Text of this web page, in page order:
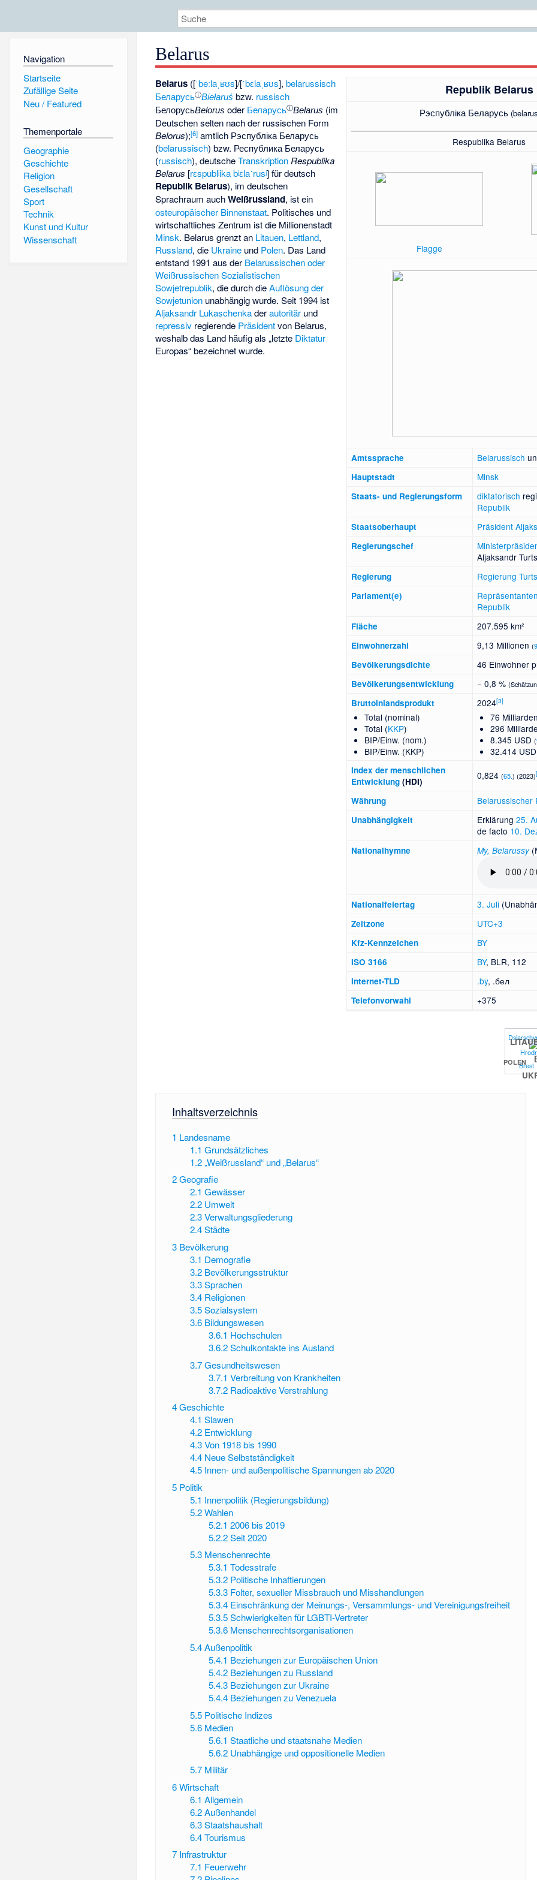
Navigation
Startseite
Zufällige Seite
Neu / Featured
Themenportale
Geographie
Geschichte
Religion
Gesellschaft
Sport
Technik
Kunst und Kultur
Wissenschaft
Belarus
Republik Belarus
Рэспубліка Беларусь
Respublika Belarus
Flagge
Amtssprache Belarussisch
Hauptstadt Minsk
Staats- und Regierungsform diktatorisch
Republik
Staatsoberhaupt Präsident
Regierungschef
Aljaksandr
Regierung Regierung
Parlament(e)
Republik
Fläche 207.595 km²
Einwohnerzahl 9,13 Millionen(
Bevölkerungsdichte 46 Einwohner
Bevölkerungs­entwicklung − 0,8 %
Bruttoinlandsprodukt
Total (nominal)
Total (KKP)
BIP/Einw. (nom.)
BIP/Einw. (KKP)
2024[3]
76
296
8.345 USD (
32.414 USD
Index der menschlichen
Entwicklung (HDI)
0,824(65.) (2023)
Währung Belarussischer
Unabhängigkeit Erklärung25.
de facto 10.
National­hymne My, Belarussy
Nationalfeiertag 3. Juli
Zeitzone UTC+3
Kfz-Kennzeichen BY
ISO 3166 BY, BLR, 112
Internet-TLD .by, .бел
Telefonvorwahl +375
Brest
POLEN
Belarus ([ˈbeːlaˌʁʊs]/[ˈbɛlaˌʁʊs],belarussisch
БеларусьⓘBiełaruś bzw. russisch
БелорусьBelorus oder БеларусьⓘBelarus (im
Deutschen selten nach der russischen Form
Belorus);[6] amtlich Рэспубліка Беларусь
(belarussisch) bzw. Республика Беларусь
(russisch), deutscheTranskription Respublika
Belarus [rɛspublʲika bʲɛlaˈrusʲ] für deutsch
Republik Belarus), im deutschen
Sprachraum auchWeißrussland, ist ein
osteuropäischer Binnenstaat. Politisches und
wirtschaftliches Zentrum ist die Millionenstadt
Minsk. Belarus grenzt an Litauen, Lettland,
Russland, die Ukraine und Polen. Das Land
entstand 1991 aus der Belarussischen oder
Weißrussischen Sozialistischen
Sowjetrepublik, die durch dieAuflösung der
Sowjetunion unabhängig wurde. Seit 1994 ist
Aljaksandr Lukaschenkaderautoritär und
repressiv regierende Präsidentvon Belarus,
weshalb das Land häufig als „letzte Diktatur
Europas“ bezeichnet wurde.
Inhaltsverzeichnis
1 Landesname
1.1 Grundsätzliches
1.2 „Weißrussland“ und „Belarus“
2Geografie
2.1 Gewässer
2.2 Umwelt
2.3 Verwaltungsgliederung
2.4 Städte
3 Bevölkerung
3.1 Demografie
3.2 Bevölkerungsstruktur
3.3 Sprachen
3.4 Religionen
3.5 Sozialsystem
3.6 Bildungswesen
3.6.1 Hochschulen
3.6.2 Schulkontakte ins Ausland
3.7 Gesundheitswesen
3.7.1 Verbreitung von Krankheiten
3.7.2 Radioaktive Verstrahlung
4Geschichte
4.1 Slawen
4.2 Entwicklung
4.3 Von 1918 bis 1990
4.4 Neue Selbstständigkeit
4.5 Innen- und außenpolitische Spannungen ab 2020
5 Politik
5.1 Innenpolitik (Regierungsbildung)
5.2 Wahlen
5.2.1 2006 bis 2019
5.2.2 Seit 2020
5.3 Menschenrechte
5.3.1 Todesstrafe
5.3.2 Politische Inhaftierungen
5.3.3 Folter, sexueller Missbrauch und Misshandlungen
5.3.4 Einschränkung der Meinungs-, Versammlungs- und Vereinigungsfreiheit
5.3.5 Schwierigkeiten für LGBTI-Vertreter
5.3.6 Menschenrechtsorganisationen
5.4 Außenpolitik
5.4.1 Beziehungen zur Europäischen Union
5.4.2 Beziehungen zu Russland
5.4.3 Beziehungen zur Ukraine
5.4.4 Beziehungen zu Venezuela
5.5 Politische Indizes
5.6 Medien
5.6.1 Staatliche und staatsnahe Medien
5.6.2 Unabhängige und oppositionelle Medien
5.7 Militär
6Wirtschaft
6.1 Allgemein
6.2 Außenhandel
6.3 Staatshaushalt
6.4 Tourismus
7 Infrastruktur
7.1 Feuerwehr